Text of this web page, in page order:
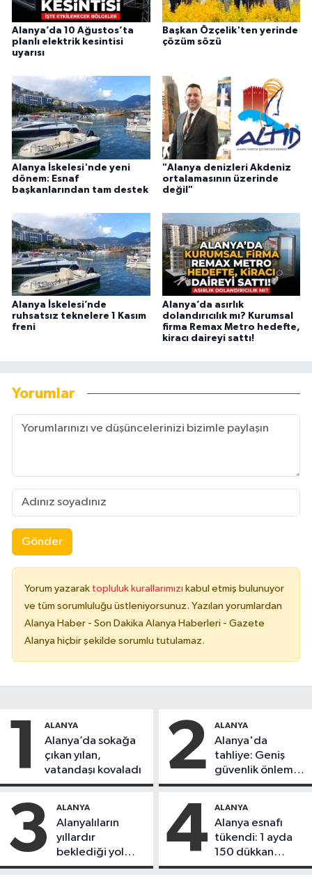
Alanya’da 10 Ağustos’ta
planlı elektrik kesintisi
uyarısı
Başkan Özçelik'ten yerinde
çözüm sözü
Alanya İskelesi'nde yeni
dönem: Esnaf
başkanlarından tam destek
"Alanya denizleri Akdeniz
ortalamasının üzerinde
değil"
Alanya İskelesi’nde
ruhsatsız teknelere 1 Kasım
freni
Alanya’da asırlık
dolandırıcılık mı? Kurumsal
firma Remax Metro hedefte,
kiracı daireyi sattı!
Yorumlar
Gönder
Yorum yazarak topluluk kurallarımızı kabul etmiş bulunuyor
ve tüm sorumluluğu üstleniyorsunuz. Yazılan yorumlardan
Alanya Haber - Son Dakika Alanya Haberleri - Gazete
Alanya hiçbir şekilde sorumlu tutulamaz.
1 ALANYA
Alanya’da sokağa
çıkan yılan,
vatandaşı kovaladı
2 ALANYA
Alanya'da
tahliye: Geniş
güvenlik önlemi
alındı
3 ALANYA
Alanyalıların
yıllardır
beklediği yol
askıdan döndü
4 ALANYA
Alanya esnafı
tükendi: 1 ayda
150 dükkan
kapandı